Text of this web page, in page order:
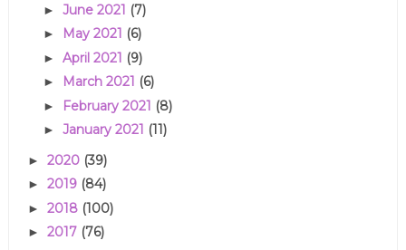
► June 2021 (7)
► May 2021 (6)
► April 2021 (9)
► March 2021 (6)
► February 2021 (8)
► January 2021 (11)
► 2020 (39)
► 2019 (84)
► 2018 (100)
► 2017 (76)